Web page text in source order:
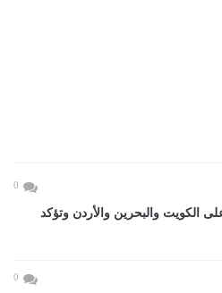
0
الكويت والبحرين والأردن وتؤكد
0